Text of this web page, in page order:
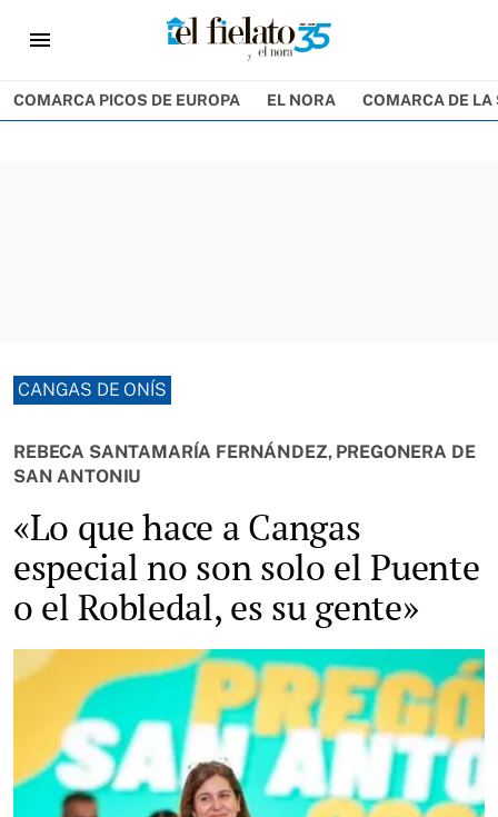
menu
COMARCA PICOS DE EUROPA EL NORA COMARCA DE LA
CANGAS DE ONÍS
REBECA SANTAMARÍA FERNÁNDEZ, PREGONERA DE
SAN ANTONIU
«Lo que hace a Cangas
especial no son solo el Puente
o el Robledal, es su gente»